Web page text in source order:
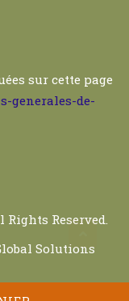
sur cette page
generales-de-
Rights Reserved.
Solutions